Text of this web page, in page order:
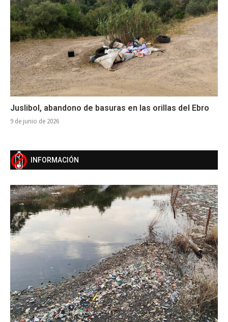
Juslibol, abandono de basuras en las orillas del Ebro
9 de junio de 2026
INFORMACIÓN